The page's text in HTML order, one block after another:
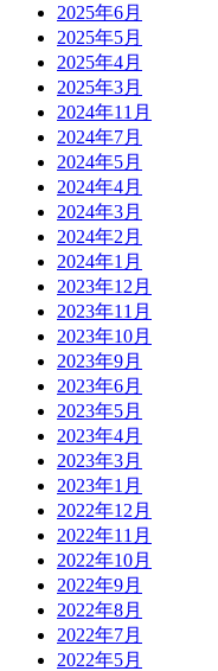
2025年6月
2025年5月
2025年4月
2025年3月
2024年11月
2024年7月
2024年5月
2024年4月
2024年3月
2024年2月
2024年1月
2023年12月
2023年11月
2023年10月
2023年9月
2023年6月
2023年5月
2023年4月
2023年3月
2023年1月
2022年12月
2022年11月
2022年10月
2022年9月
2022年8月
2022年7月
2022年5月